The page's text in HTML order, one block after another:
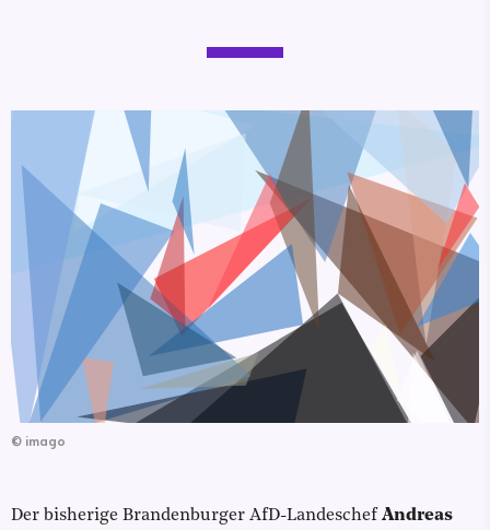
© imago
Der bisherige Brandenburger AfD-Landeschef Andreas